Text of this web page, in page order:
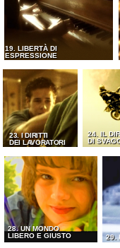
19. LIBERTÀ DI
ESPRESSIONE
23. I DIRITTI
DEI LAVORATORI
24. IL
DI
28. UN MONDO
LIBERO E GIUSTO
29.